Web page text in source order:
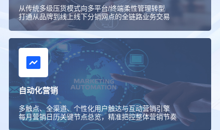
从传统多级压货模式向多平台/终端柔性管理转型
打通从品牌到线上线下分销网点的全链路业务交易
自动化营销
多触点、全渠道、个性化用户触达与互动营销引擎
每月营销日历关键节点总览，精准把控整体营销节奏